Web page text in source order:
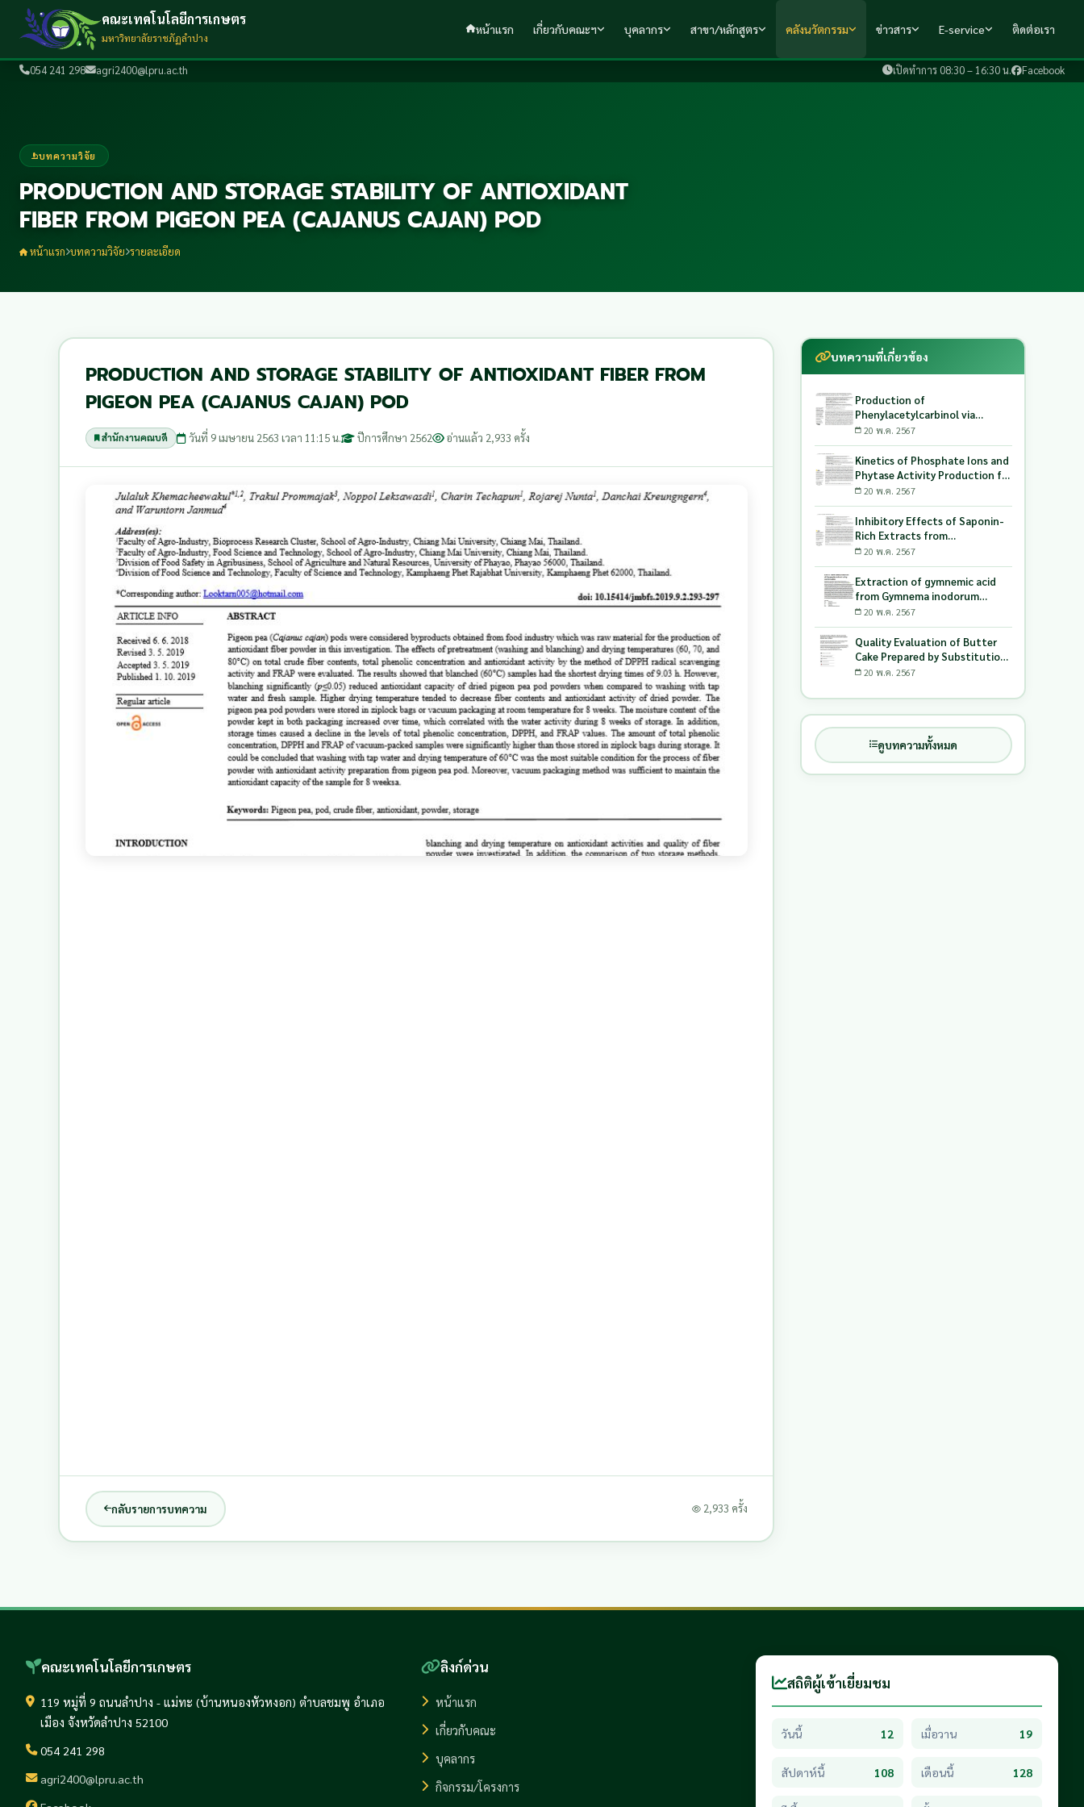
054 241 298 agri2400@lpru.ac.th เปิดทำการ 08:30 – 16:30 น. Facebook
คณะเทคโนโลยีการเกษตร
มหาวิทยาลัยราชภัฏลำปาง
หน้าแรก เกี่ยวกับคณะฯ บุคลากร สาขา/หลักสูตร คลังนวัตกรรม ข่าวสาร E-service ติดต่อเรา
บทความวิจัย
PRODUCTION AND STORAGE STABILITY OF ANTIOXIDANT
FIBER FROM PIGEON PEA (CAJANUS CAJAN) POD
หน้าแรก บทความวิจัย รายละเอียด
PRODUCTION AND STORAGE STABILITY OF ANTIOXIDANT FIBER FROM
PIGEON PEA (CAJANUS CAJAN) POD
สำนักงานคณบดี วันที่ 9 เมษายน 2563 เวลา 11:15 น. ปีการศึกษา 2562 อ่านแล้ว 2,933 ครั้ง
กลับรายการบทความ 2,933 ครั้ง
บทความที่เกี่ยวข้อง
Production of
Phenylacetylcarbinol via
Biotransformation Using the
Co-Culture of Candida
tropicalis TISTR 5306 and
Saccharomyces cerevisiae
TISTR 5606 as the Biocatalyst
20 พ.ค. 2567
Kinetics of Phosphate Ions and
Phytase Activity Production for
Lactic Acid-Producing Bacteria
Utilizing Milling and Whitening
Stages Rice Bran as Biopolymer
Substrates
20 พ.ค. 2567
Inhibitory Effects of Saponin-
Rich Extracts from
Pouteriacambodiana against
Digestive Enzymes a-
Glucosidase and Pancreatic
Lipase
20 พ.ค. 2567
Extraction of gymnemic acid
from Gymnema inodorum
(Lour.) Decne. leaves and
production of dry powder
extract using maltodextrin
20 พ.ค. 2567
Quality Evaluation of Butter
Cake Prepared by Substitution
of Wheat Flour with Green
20 พ.ค. 2567
ดูบทความทั้งหมด
คณะเทคโนโลยีการเกษตร
119 หมู่ที่ 9 ถนนลำปาง - แม่ทะ (บ้านหนองหัวหงอก) ตำบลชมพู อำเภอ
เมือง จังหวัดลำปาง 52100
054 241 298
agri2400@lpru.ac.th
ลิงก์ด่วน
หน้าแรก
เกี่ยวกับคณะ
บุคลากร
กิจกรรม/โครงการ
สถิติผู้เข้าเยี่ยมชม
วันนี้ 12 เมื่อวาน 19
สัปดาห์นี้ 108 เดือนนี้ 128